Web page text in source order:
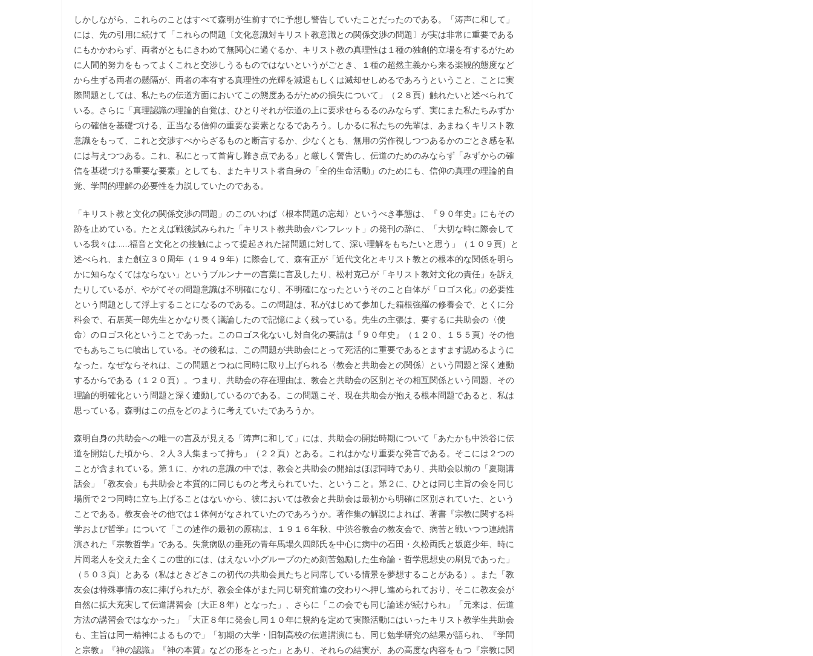
しかしながら、これらのことはすべて森明が生前すでに予想し警告していたことだったのである。「涛声に和して」
には、先の引用に続けて「これらの問題〔文化意識対キリスト教意識との関係交渉の問題〕が実は非常に重要である
にもかかわらず、両者がともにきわめて無関心に過ぐるか、キリスト教の真理性は１種の独創的立場を有するがため
に人間的努力をもってよくこれと交渉しうるものではないというがごとき、１種の超然主義から来る楽観的態度など
から生ずる両者の懸隔が、両者の本有する真理性の光輝を減退もしくは滅却せしめるであろうということ、ことに実
際問題としては、私たちの伝道方面においてこの態度あるがための損失について」（２８頁）触れたいと述べられて
いる。さらに「真理認識の理論的自覚は、ひとりそれが伝道の上に要求せらるるのみならず、実にまた私たちみずか
らの確信を基礎づける、正当なる信仰の重要な要素となるであろう。しかるに私たちの先輩は、あまねくキリスト教
意識をもって、これと交渉すべからざるものと断言するか、少なくとも、無用の労作視しつつあるかのごとき感を私
には与えつつある。これ、私にとって首肯し難き点である」と厳しく警告し、伝道のためのみならず「みずからの確
信を基礎づける重要な要素」としても、またキリスト者自身の「全的生命活動」のためにも、信仰の真理の理論的自
覚、学問的理解の必要性を力説していたのである。
「キリスト教と文化の関係交渉の問題」のこのいわば〈根本問題の忘却〉というべき事態は、『９０年史』にもその
跡を止めている。たとえば戦後試みられた「キリスト教共助会パンフレット」の発刊の辞に、「大切な時に際会して
いる我々は……福音と文化との接触によって提起された諸問題に対して、深い理解をもちたいと思う」（１０９頁）と
述べられ、また創立３０周年（１９４９年）に際会して、森有正が「近代文化とキリスト教との根本的な関係を明ら
かに知らなくてはならない」というブルンナーの言葉に言及したり、松村克己が「キリスト教対文化の責任」を訴え
たりしているが、やがてその問題意識は不明確になり、不明確になったというそのこと自体が「ロゴス化」の必要性
という問題として浮上することになるのである。この問題は、私がはじめて参加した箱根強羅の修養会で、とくに分
科会で、石居英一郎先生とかなり長く議論したので記憶によく残っている。先生の主張は、要するに共助会の〈使
命〉のロゴス化ということであった。このロゴス化ないし対自化の要請は『９０年史』（１２０、１５５頁）その他
でもあちこちに噴出している。その後私は、この問題が共助会にとって死活的に重要であるとますます認めるように
なった。なぜならそれは、この問題とつねに同時に取り上げられる〈教会と共助会との関係〉という問題と深く連動
するからである（１２０頁）。つまり、共助会の存在理由は、教会と共助会の区別とその相互関係という問題、その
理論的明確化という問題と深く連動しているのである。この問題こそ、現在共助会が抱える根本問題であると、私は
思っている。森明はこの点をどのように考えていたであろうか。
森明自身の共助会への唯一の言及が見える「涛声に和して」には、共助会の開始時期について「あたかも中渋谷に伝
道を開始した頃から、２人３人集まって持ち」（２２頁）とある。これはかなり重要な発言である。そこには２つの
ことが含まれている。第１に、かれの意識の中では、教会と共助会の開始はほぼ同時であり、共助会以前の「夏期講
話会」「教友会」も共助会と本質的に同じものと考えられていた、ということ。第２に、ひとは同じ主旨の会を同じ
場所で２つ同時に立ち上げることはないから、彼においては教会と共助会は最初から明確に区別されていた、という
ことである。教友会その他では１体何がなされていたのであろうか。著作集の解説によれば、著書『宗教に関する科
学および哲学』について「この述作の最初の原稿は、１９１６年秋、中渋谷教会の教友会で、病苦と戦いつつ連続講
演された『宗教哲学』である。失意病臥の垂死の青年馬場久四郎氏を中心に病中の石田・久松両氏と坂庭少年、時に
片岡老人を交えた全くこの世的には、はえない小グループのため刻苦勉励した生命論・哲学思想史の刷見であった」
（５０３頁）とある（私はときどきこの初代の共助会員たちと同席している情景を夢想することがある）。また「教
友会は特殊事情の友に捧げられたが、教会全体がまた同じ研究前進の交わりへ押し進められており、そこに教友会が
自然に拡大充実して伝道講習会（大正８年）となった」、さらに「この会でも同じ論述が続けられ」「元来は、伝道
方法の講習会ではなかった」「大正８年に発会し同１０年に規約を定めて実際活動にはいったキリスト教学生共助会
も、主旨は同一精神によるもので」「初期の大学・旧制高校の伝道講演にも、同じ勉学研究の結果が語られ、『学問
と宗教』『神の認識』『神の本質』などの形をとった」とあり、それらの結実が、あの高度な内容をもつ『宗教に関